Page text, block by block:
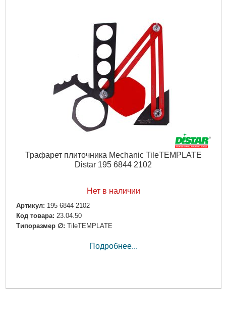
Трафарет плиточника Mechanic TileTEMPLATE
Distar 195 6844 2102
Нет в наличии
Артикул: 195 6844 2102
Код товара: 23.04.50
Типоразмер ∅: TileTEMPLATE
Подробнее...